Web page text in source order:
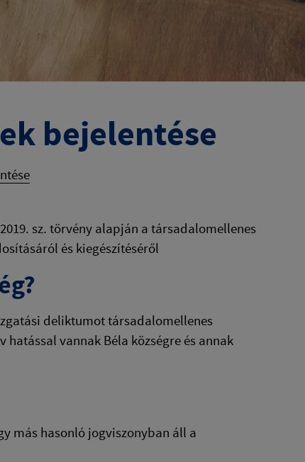
bejelentése
sz. törvény alapján a társadalomellenes
és kiegészítéséről
deliktumot társadalomellenes
vannak Béla községre és annak
más hasonló jogviszonyban áll a